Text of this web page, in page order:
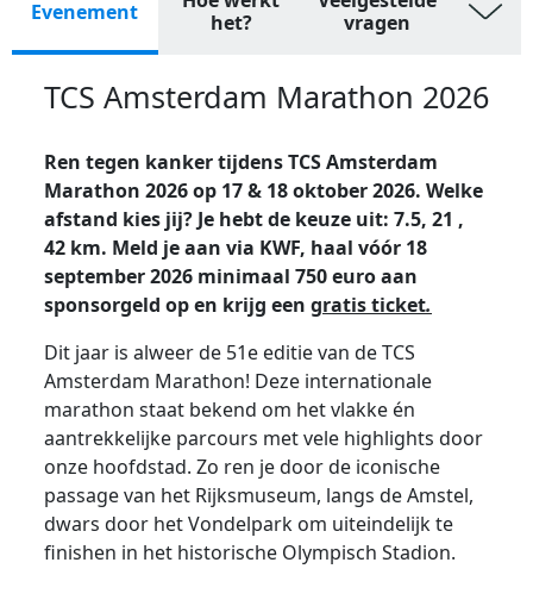
Evenement
het?
vragen
TCS Amsterdam Marathon 2026
Ren tegen kanker tijdens TCS Amsterdam
Marathon 2026 op 17 & 18 oktober 2026. Welke
afstand kies jij? Je hebt de keuze uit: 7.5, 21 ,
42 km. Meld je aan via KWF, haal vóór 18
september 2026 minimaal 750 euro aan
sponsorgeld op en krijg een gratis ticket.
Dit jaar is alweer de 51e editie van de TCS
Amsterdam Marathon! Deze internationale
marathon staat bekend om het vlakke én
aantrekkelijke parcours met vele highlights door
onze hoofdstad. Zo ren je door de iconische
passage van het Rijksmuseum, langs de Amstel,
dwars door het Vondelpark om uiteindelijk te
finishen in het historische Olympisch Stadion.